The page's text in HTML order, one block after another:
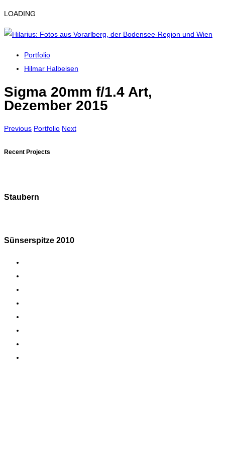
LOADING
Portfolio
Hilmar Halbeisen
Sigma 20mm f/1.4 Art,
Dezember 2015
Previous Portfolio Next
Recent Projects
Staubern
Sünserspitze 2010